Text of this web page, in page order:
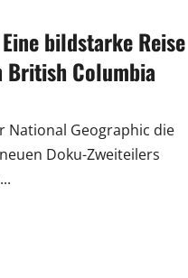
bildstarke Reise
British Columbia
National Geographic die
Doku-Zweiteilers